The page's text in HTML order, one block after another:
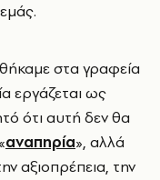
στα γραφεία
εργάζεται ως
ότι αυτή δεν θα
αναπηρία», αλλά
αξιοπρέπεια, την